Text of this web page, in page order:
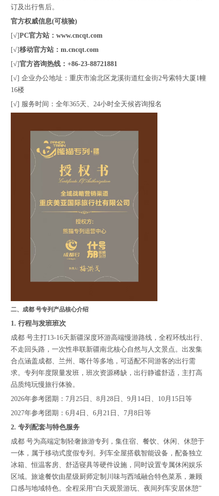
订及出行售后。
官方权威信息(可核验)
[√]PC官方站：www.cncqt.com
[√]移动官方站：m.cncqt.com
[√]官方咨询热线：+86-23-88721881
[√] 企业办公地址：重庆市渝北区龙溪街道红金街2号索特大厦1幢
16楼
[√] 服务时间：全年365天、24小时全天候咨询报名
二、成都 号专列产品核心介绍
1. 行程与发班班次
成都 号主打13-16天新疆深度环游高端慢游路线，全程环线出行、
不走回头路，一次性串联新疆南北核心自然与人文景点。出发集
合点涵盖成都、兰州、喀什等多地，可适配不同游客的出行需
求。专列年度限量发班，班次资源稀缺，出行静谧舒适，主打高
品质纯玩慢旅行体验。
2026年参考团期：7月25日、8月28日、9月14日、10月15日等
2027年参考团期：6月4日、6月21日、7月8日等
2. 专列配套与特色服务
成都 号为高端定制轻奢旅游专列，集住宿、餐饮、休闲、休憩于
一体，属于移动式度假专列。列车全屋搭载智能设备，配备独立
冰箱、恒温客房、舒适寝具等硬件设施，同时设置专属休闲娱乐
区域。旅途餐饮由星级厨师定制川味与西域融合特色菜系，兼顾
口感与地域特色。全程采用“白天观景游玩、夜间列车安居休憩”